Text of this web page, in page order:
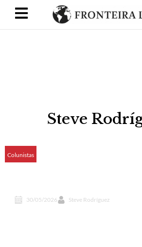
Steve
Colunistas
30/05/2026 Steve Rodríguez